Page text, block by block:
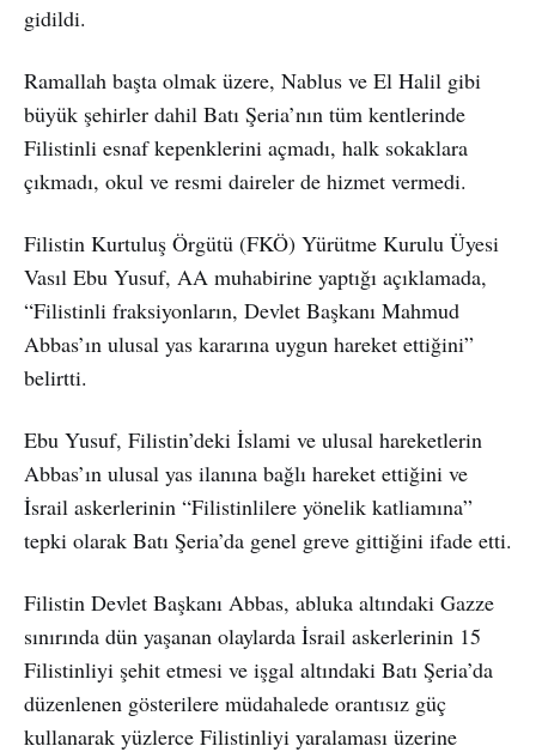
gidildi.
Ramallah başta olmak üzere, Nablus ve El Halil gibi
büyük şehirler dahil Batı Şeria’nın tüm kentlerinde
Filistinli esnaf kepenklerini açmadı, halk sokaklara
çıkmadı, okul ve resmi daireler de hizmet vermedi.
Filistin Kurtuluş Örgütü (FKÖ) Yürütme Kurulu Üyesi
Vasıl Ebu Yusuf, AA muhabirine yaptığı açıklamada,
“Filistinli fraksiyonların, Devlet Başkanı Mahmud
Abbas’ın ulusal yas kararına uygun hareket ettiğini”
belirtti.
Ebu Yusuf, Filistin’deki İslami ve ulusal hareketlerin
Abbas’ın ulusal yas ilanına bağlı hareket ettiğini ve
İsrail askerlerinin “Filistinlilere yönelik katliamına”
tepki olarak Batı Şeria’da genel greve gittiğini ifade etti.
Filistin Devlet Başkanı Abbas, abluka altındaki Gazze
sınırında dün yaşanan olaylarda İsrail askerlerinin 15
Filistinliyi şehit etmesi ve işgal altındaki Batı Şeria’da
düzenlenen gösterilere müdahalede orantısız güç
kullanarak yüzlerce Filistinliyi yaralaması üzerine